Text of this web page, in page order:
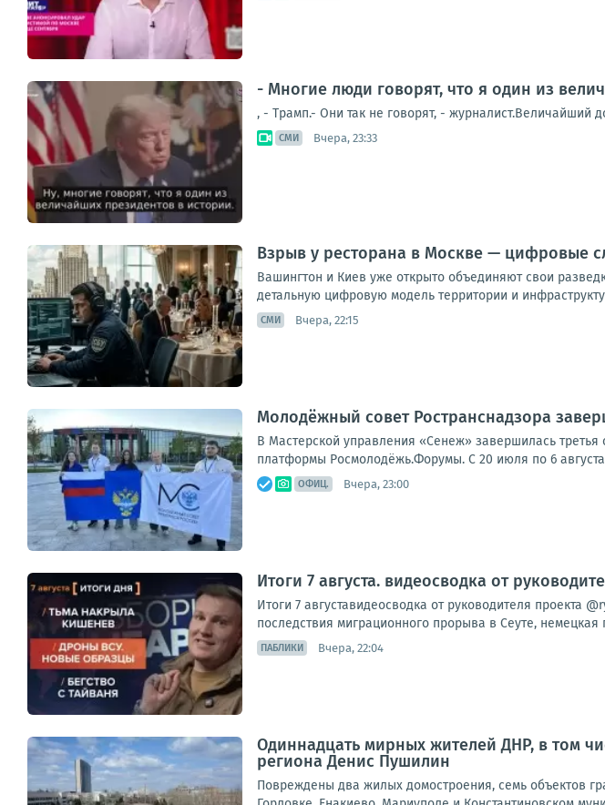
- Многие люди говорят, что я один из
, - Трамп.- Они так не говорят, - журналист.Величайший
СМИ Вчера, 23:33
Взрыв у ресторана в Москве — цифровые
Вашингтон и Киев уже открыто объединяют свои
детальную цифровую модель территории и
СМИ Вчера, 22:15
Молодёжный совет Ространснадзора
В Мастерской управления «Сенеж» завершилась
платформы Росмолодёжь.Форумы. С 20 июля по 6
ОФИЦ. Вчера, 23:00
Итоги 7 августа. видеосводка от
Итоги 7 августавидеосводка от руководителя проекта
последствия миграционного прорыва в Сеуте,
ПАБЛИКИ Вчера, 22:04
Одиннадцать мирных жителей ДНР, в том
региона Денис Пушилин
Повреждены два жилых домостроения, семь объектов